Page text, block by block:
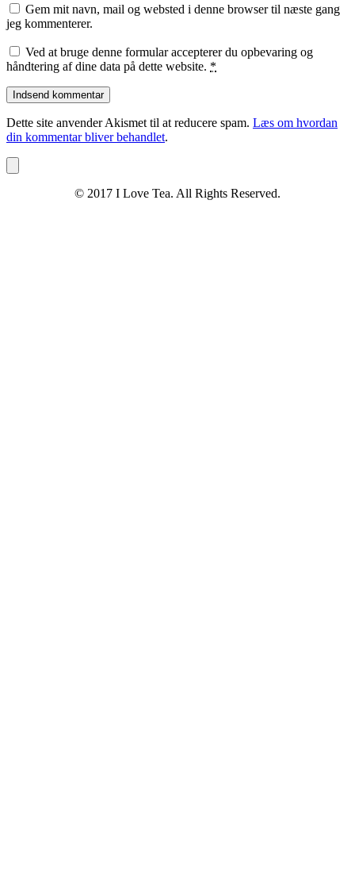
Gem mit navn, mail og websted i denne browser til næste gang
jeg kommenterer.
Ved at bruge denne formular accepterer du opbevaring og
håndtering af dine data på dette website. *
Dette site anvender Akismet til at reducere spam. Læs om hvordan
din kommentar bliver behandlet.
© 2017 I Love Tea. All Rights Reserved.